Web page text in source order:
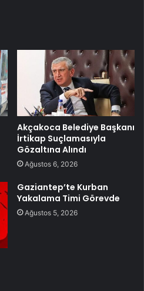
Akçakoca Belediye Başkanı
İrtikap Suçlamasıyla
Gözaltına Alındı
Ağustos 6, 2026
Gaziantep’te Kurban
Yakalama Timi Görevde
Ağustos 5, 2026